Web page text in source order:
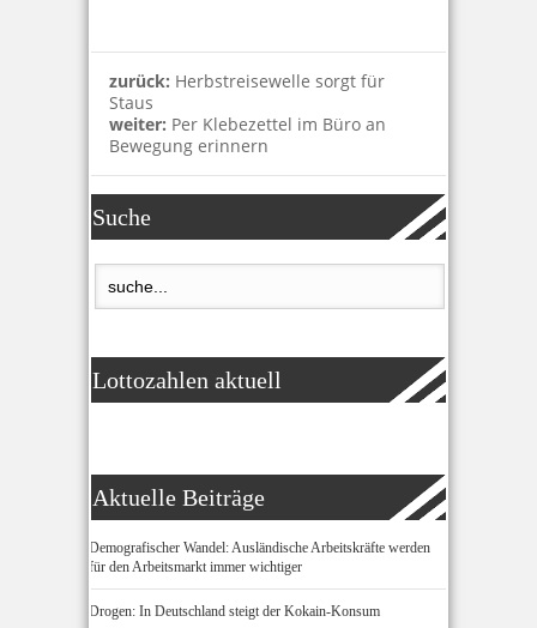
zurück: Herbstreisewelle sorgt für
Staus
weiter: Per Klebezettel im Büro an
Bewegung erinnern
Suche
Lottozahlen aktuell
Aktuelle Beiträge
Demografischer Wandel: Ausländische Arbeitskräfte werden
für den Arbeitsmarkt immer wichtiger
Drogen: In Deutschland steigt der Kokain-Konsum